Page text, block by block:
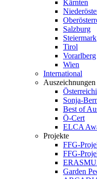
Kärnten
Salzburg
Steiermark
Tirol
Vorarlberg
Wien
International
Auszeichnungen
Sonja-
Best of
Ö-Cert
ELCA
Projekte
FFG-
FFG-
Garden